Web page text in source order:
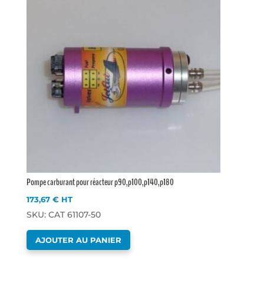
Pompe carburant pour réacteur p90,p100,p140,p180
173,67€ HT
SKU: CAT 61107-50
AJOUTER AU PANIER